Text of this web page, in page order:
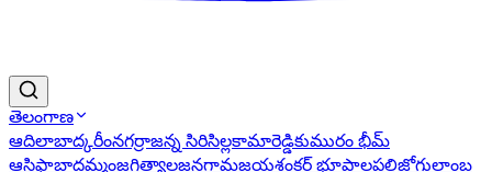
తెలంగాణ
ఆదిలాబాద్కరీంనగర్రాజన్న సిరిసిల్లకామారెడ్డికుమురం భీమ్
ఆసిఫాబాద్ఖమ్మంజగిత్యాలజనగామజయశంకర్ భూపాలపల్లిజోగులాంబ